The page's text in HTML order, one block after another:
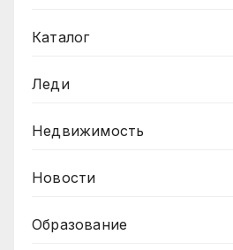
Каталог
Леди
Недвижимость
Новости
Образование